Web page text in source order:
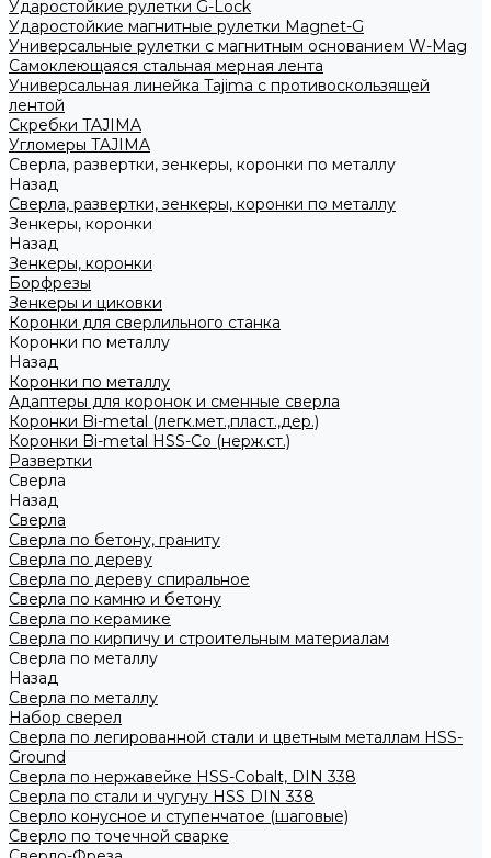
Ударостойкие рулетки G-Lock
Ударостойкие магнитные рулетки Magnet-G
Универсальные рулетки с магнитным основанием W-Mag
Самоклеющаяся стальная мерная лента
Универсальная линейка Tajima с противоскользящей
лентой
Скребки TAJIMA
Угломеры TAJIMA
Сверла, развертки, зенкеры, коронки по металлу
Назад
Сверла, развертки, зенкеры, коронки по металлу
Зенкеры, коронки
Назад
Зенкеры, коронки
Борфрезы
Зенкеры и циковки
Коронки для сверлильного станка
Коронки по металлу
Назад
Коронки по металлу
Адаптеры для коронок и сменные сверла
Коронки Bi-metal (легк.мет.,пласт.,дер.)
Коронки Bi-metal HSS-Co (нерж.ст.)
Развертки
Сверла
Назад
Сверла
Сверла по бетону, граниту
Сверла по дереву
Сверла по дереву спиральное
Сверла по камню и бетону
Сверла по керамике
Сверла по кирпичу и строительным материалам
Сверла по металлу
Назад
Сверла по металлу
Набор сверел
Сверла по легированной стали и цветным металлам HSS-
Ground
Сверла по нержавейке HSS-Cobalt, DIN 338
Сверла по стали и чугуну HSS DIN 338
Сверло конусное и ступенчатое (шаговые)
Сверло по точечной сварке